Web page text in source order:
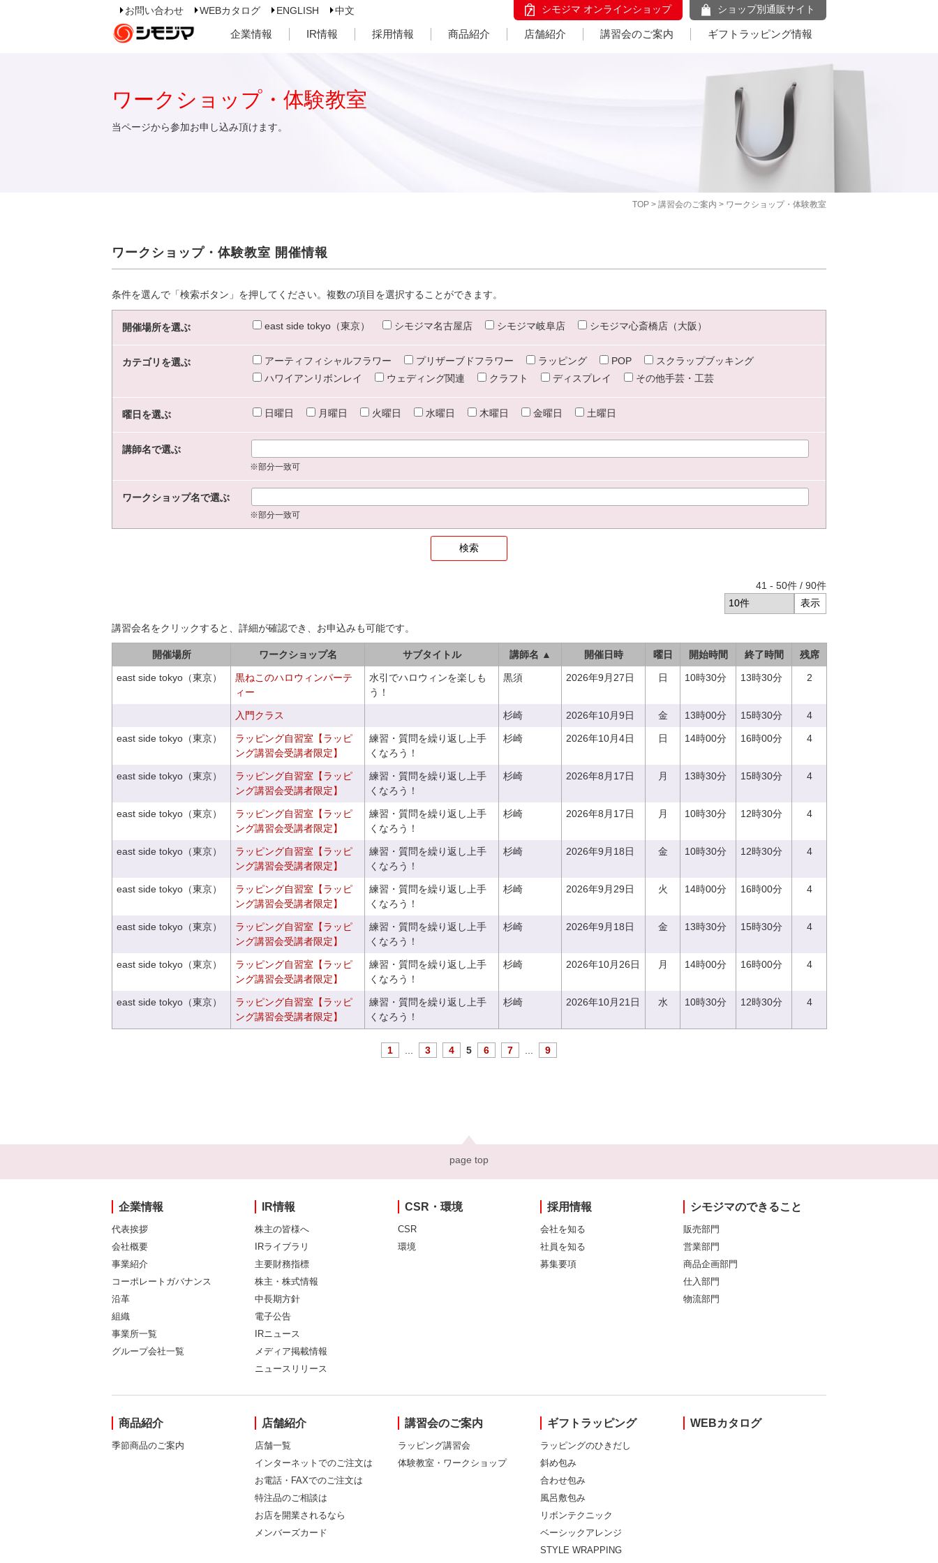
お問い合わせ WEBカタログ ENGLISH 中文 シモジマ オンラインショップ ショップ別通販サイト
企業情報 IR情報 採用情報 商品紹介 店舗紹介 講習会のご案内 ギフトラッピング情報
TOP > 講習会のご案内 > ワークショップ・体験教室
ワークショップ・体験教室
当ページから参加お申し込み頂けます。
ワークショップ・体験教室 開催情報
条件を選んで「検索ボタン」を押してください。複数の項目を選択することができます。
開催場所を選ぶ east side tokyo（東京） シモジマ名古屋店 シモジマ岐阜店 シモジマ心斎橋店（大阪）
カテゴリを選ぶ アーティフィシャルフラワー プリザーブドフラワー ラッピング POP
スクラップブッキング
ハワイアンリボンレイ
ウェディング関連 クラフト ディスプレイ その他手芸・工芸
曜日を選ぶ 日曜日 月曜日 火曜日 水曜日 木曜日 金曜日 土曜日
講師名で選ぶ
※部分一致可
ワークショップ名で選ぶ
※部分一致可
41 - 50件 / 90件
講習会名をクリックすると、詳細が確認でき、お申込みも可能です。
開催場所 ワークショップ名 サブタイトル 講師名 ▲ 開催日時 曜日 開始時間 終了時間 残席
east side tokyo（東京）
黒ねこのハロウィンパーテ
ィー
水引でハロウィンを楽しも
う！
黒須 2026年9月27日 日 10時30分 13時30分 2
入門クラス 杉崎 2026年10月9日 金 13時00分 15時30分 4
east side tokyo（東京）
ラッピング自習室【ラッピ
ング講習会受講者限定】
練習・質問を繰り返し上手
くなろう！
杉崎 2026年10月4日 日 14時00分 16時00分 4
east side tokyo（東京）
ラッピング自習室【ラッピ
ング講習会受講者限定】
練習・質問を繰り返し上手
くなろう！
杉崎 2026年8月17日 月 13時30分 15時30分 4
east side tokyo（東京）
ラッピング自習室【ラッピ
ング講習会受講者限定】
練習・質問を繰り返し上手
くなろう！
杉崎 2026年8月17日 月 10時30分 12時30分 4
east side tokyo（東京）
ラッピング自習室【ラッピ
ング講習会受講者限定】
練習・質問を繰り返し上手
くなろう！
杉崎 2026年9月18日 金 10時30分 12時30分 4
east side tokyo（東京）
ラッピング自習室【ラッピ
ング講習会受講者限定】
練習・質問を繰り返し上手
くなろう！
杉崎 2026年9月29日 火 14時00分 16時00分 4
east side tokyo（東京）
ラッピング自習室【ラッピ
ング講習会受講者限定】
練習・質問を繰り返し上手
くなろう！
杉崎 2026年9月18日 金 13時30分 15時30分 4
east side tokyo（東京）
ラッピング自習室【ラッピ
ング講習会受講者限定】
練習・質問を繰り返し上手
くなろう！
杉崎 2026年10月26日 月 14時00分 16時00分 4
east side tokyo（東京）
ラッピング自習室【ラッピ
ング講習会受講者限定】
練習・質問を繰り返し上手
くなろう！
杉崎 2026年10月21日 水 10時30分 12時30分 4
1 3 4 5 6 7 9
page top
企業情報
代表挨拶
会社概要
事業紹介
コーポレートガバナンス
沿革
組織
事業所一覧
グループ会社一覧
IR情報
株主の皆様へ
IRライブラリ
主要財務指標
株主・株式情報
中長期方針
電子公告
IRニュース
メディア掲載情報
ニュースリリース
CSR・環境
CSR
環境
採用情報
会社を知る
社員を知る
募集要項
シモジマのできること
販売部門
営業部門
商品企画部門
仕入部門
物流部門
商品紹介
季節商品のご案内
店舗紹介
店舗一覧
インターネットでのご注文は
お電話・FAXでのご注文は
特注品のご相談は
お店を開業されるなら
メンバーズカード
講習会のご案内
ラッピング講習会
体験教室・ワークショップ
ギフトラッピング
ラッピングのひきだし
斜め包み
合わせ包み
風呂敷包み
リボンテクニック
ベーシックアレンジ
STYLE WRAPPING
WEBカタログ